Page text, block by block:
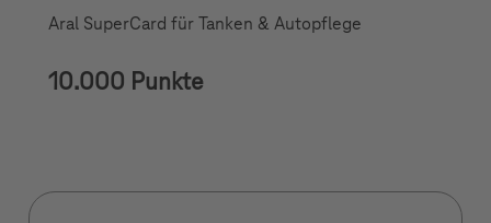
Aral SuperCard für Tanken & Autopflege
10.000 Punkte